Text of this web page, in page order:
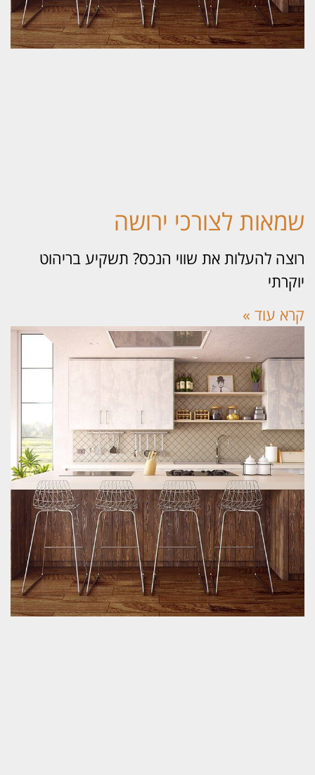
לצורכי ירושה
להעלות את שווי הנכס? תשקיע בריהוט
עוד »